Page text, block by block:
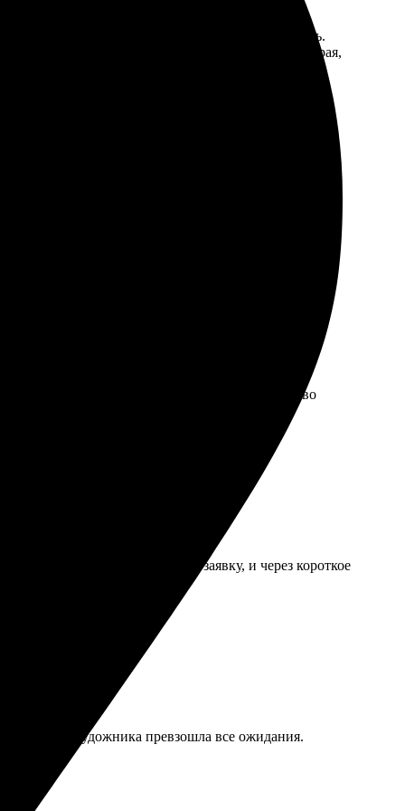
понятный. С элементами дизайна легко работать.
холсте сделана аккуратно. Доставка быстрая,
понятен. Менеджеры отвечают оперативно и
Буду заказывать снова и рекомендовать друзьям.
конструктор, много готовых шаблонов. Качество
снова.
выбрал фото, оформил заявку, и через короткое
Работа художника превзошла все ожидания.